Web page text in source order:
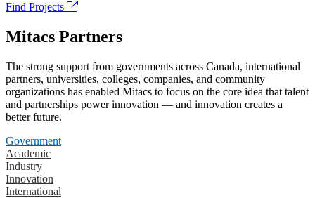
Find Projects
Mitacs Partners
The strong support from governments across Canada, international
partners, universities, colleges, companies, and community
organizations has enabled Mitacs to focus on the core idea that talent
and partnerships power innovation — and innovation creates a
better future.
Government
Academic
Industry
Innovation
International